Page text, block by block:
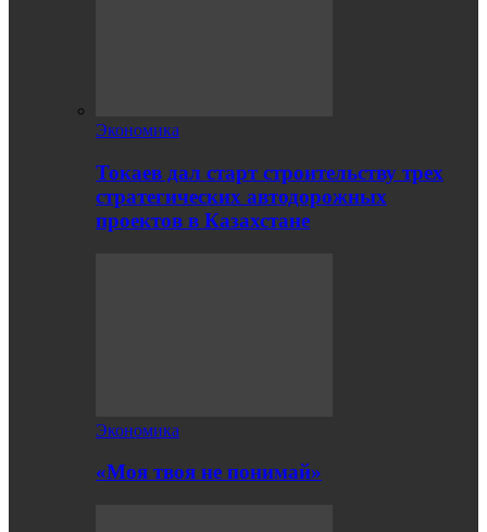
Экономика
Токаев дал старт строительству трех
стратегических автодорожных
проектов в Казахстане
Экономика
«Моя твоя не понимай»